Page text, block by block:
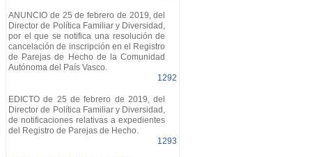
ANUNCIO de 25 de febrero de 2019, del
Director de Política Familiar y Diversidad,
por el que se notifica una resolución de
cancelación de inscripción en el Registro
de Parejas de Hecho de la Comunidad
Autónoma del País Vasco.
1292
EDICTO de 25 de febrero de 2019, del
Director de Política Familiar y Diversidad,
de notificaciones relativas a expedientes
del Registro de Parejas de Hecho.
1293